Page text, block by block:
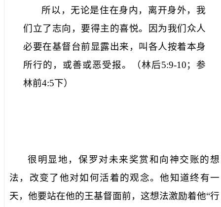
所以，无论是住在身内，离开身外，我
们立了志向，要得主的喜悦。因为我们众人
必要在基督台前显露出来，叫各人按着本身
所行的，或善或恶受报。
（林后5:9-10；参
林前4:5下）
很明显地，保罗对未来奖赏和向神交账的想
法，改变了他对如何活着的观念。他知道终有一
天，他要站在他的王基督面前，这想法激励着他“行